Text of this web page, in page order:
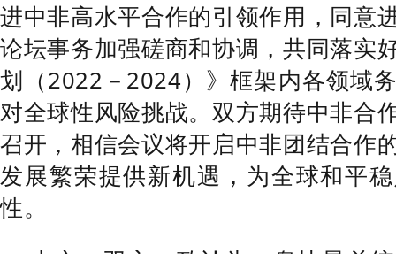
进中非高水平合作的引领作用，同意
论坛事务加强磋商和协调，共同落实
划（2022－2024）》框架内各领域
对全球性风险挑战。双方期待中非合
召开，相信会议将开启中非团结合作
发展繁荣提供新机遇，为全球和平
性。